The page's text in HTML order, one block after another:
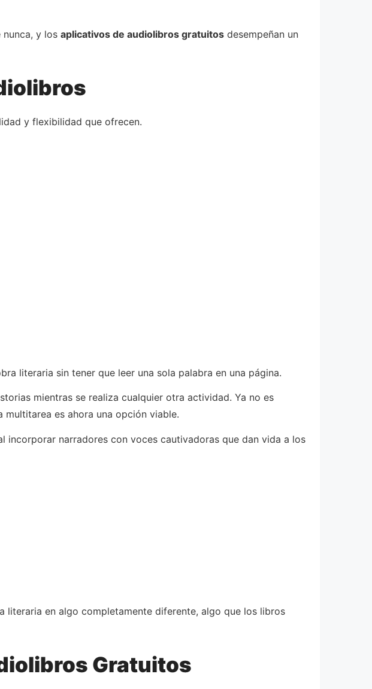
nunca, y los aplicativos de audiolibros gratuitos desempeñan un
y flexibilidad que ofrecen.
literaria sin tener que leer una sola palabra en una página.
mientras se realiza cualquier otra actividad. Ya no es
es ahora una opción viable.
incorporar narradores con voces cautivadoras que dan vida a los
en algo completamente diferente, algo que los libros
Gratuitos